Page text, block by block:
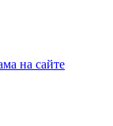
на сайте